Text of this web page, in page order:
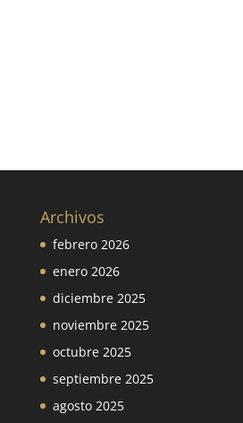
Archivos
febrero 2026
enero 2026
diciembre 2025
noviembre 2025
octubre 2025
septiembre 2025
agosto 2025